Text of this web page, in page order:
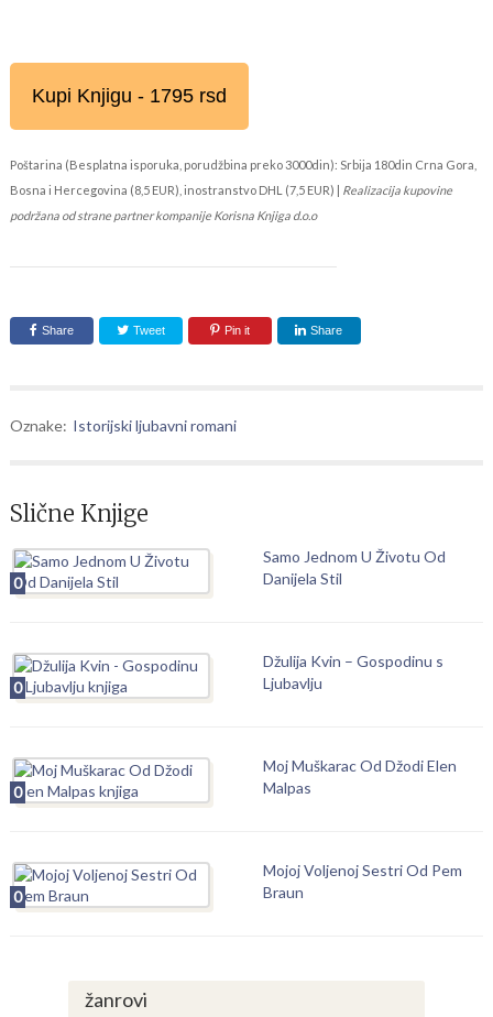
Kupi Knjigu - 1795 rsd
Poštarina (Besplatna isporuka, porudžbina preko 3000din): Srbija 180din Crna Gora,
Bosna i Hercegovina (8,5 EUR), inostranstvo DHL (7,5 EUR) | Realizacija kupovine
podržana od strane partner kompanije Korisna Knjiga d.o.o
Share Tweet Pin it Share
Oznake: Istorijski ljubavni romani
Slične Knjige
0
Samo Jednom U Životu Od
Danijela Stil
0
Džulija Kvin – Gospodinu s
Ljubavlju
0
Moj Muškarac Od Džodi Elen
Malpas
0
Mojoj Voljenoj Sestri Od Pem
Braun
žanrovi